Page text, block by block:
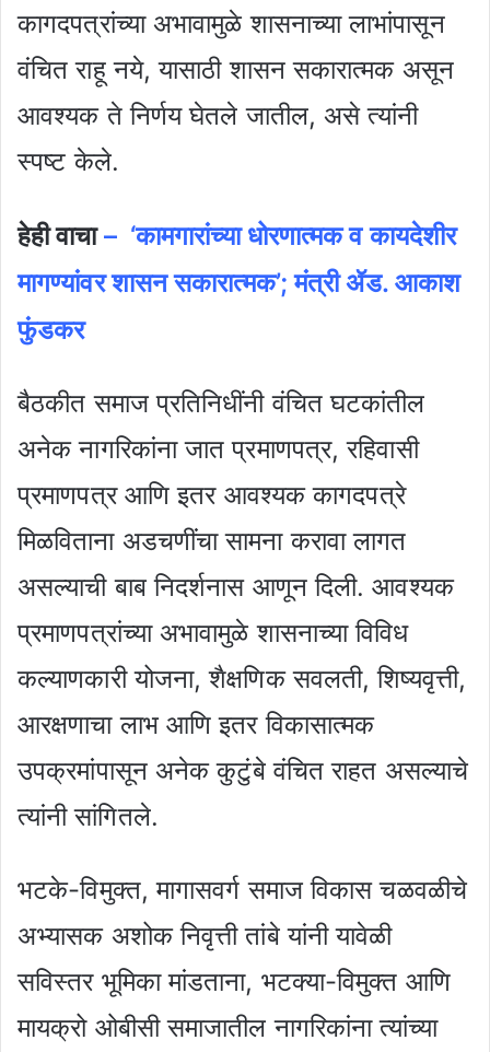
कागदपत्रांच्या अभावामुळे शासनाच्या लाभांपासून
वंचित राहू नये, यासाठी शासन सकारात्मक असून
आवश्यक ते निर्णय घेतले जातील, असे त्यांनी
स्पष्ट केले.
हेही वाचा– ‘कामगारांच्या धोरणात्मक व कायदेशीर
मागण्यांवर शासन सकारात्मक’; मंत्री ॲड. आकाश
फुंडकर
बैठकीत समाज प्रतिनिधींनी वंचित घटकांतील
अनेक नागरिकांना जात प्रमाणपत्र, रहिवासी
प्रमाणपत्र आणि इतर आवश्यक कागदपत्रे
मिळविताना अडचणींचा सामना करावा लागत
असल्याची बाब निदर्शनास आणून दिली. आवश्यक
प्रमाणपत्रांच्या अभावामुळे शासनाच्या विविध
कल्याणकारी योजना, शैक्षणिक सवलती, शिष्यवृत्ती,
आरक्षणाचा लाभ आणि इतर विकासात्मक
उपक्रमांपासून अनेक कुटुंबे वंचित राहत असल्याचे
त्यांनी सांगितले.
भटके-विमुक्त, मागासवर्ग समाज विकास चळवळीचे
अभ्यासक अशोक निवृत्ती तांबे यांनी यावेळी
सविस्तर भूमिका मांडताना, भटक्या-विमुक्त आणि
मायक्रो ओबीसी समाजातील नागरिकांना त्यांच्या